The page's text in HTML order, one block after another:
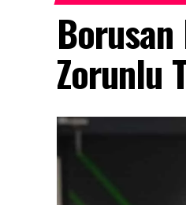
Zorunlu